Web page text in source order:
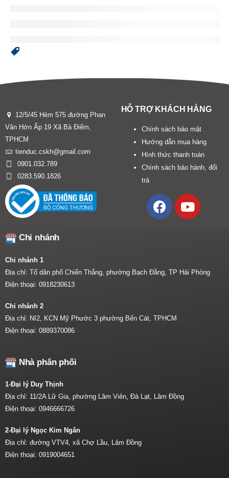
12/5/45 Hẻm 575 đường Phan
Văn Hớn Ấp 19 Xã Bà Điểm,
TPHCM
tienduc.cskh@gmail.com
0901.032.789
0283.590.1826
HỖ TRỢ KHÁCH HÀNG
Chính sách bảo mật
Hướng dẫn mua hàng
Hình thức thanh toán
Chính sách bảo hành, đổi
trả
Chi nhánh
Chi nhánh 1
Địa chỉ: Tổ dân phố Chiến Thắng, phường Bạch Đằng, TP Hải Phòng
Điện thoại: 0918230613
Chi nhánh 2
Địa chỉ: NI2, KCN Mỹ Phước 3 phường Bến Cát, TPHCM
Điện thoại: 0889370086
Nhà phân phối
1-Đại lý Duy Thịnh
Địa chỉ: 11/2A Lữ Gia, phường Lâm Viên, Đà Lạt, Lâm Đồng
Điện thoại: 0946666726
2-Đại lý Ngọc Kim Ngân
Địa chỉ: đường VTV4, xã Chợ Lầu, Lâm Đồng
Điện thoại: 0919004651